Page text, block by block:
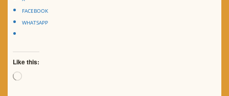
FACEBOOK
WHATSAPP
Like this:
Loading…